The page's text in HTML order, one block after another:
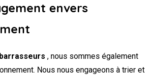
envers
, nous sommes également
Nous nous engageons à trier et